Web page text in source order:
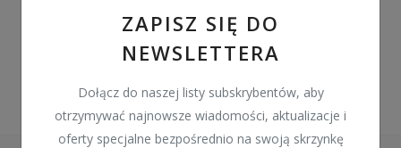
Polski
ZAPISZ SIĘ DO
NEWSLETTERA
Dołącz do naszej listy subskrybentów, aby
otrzymywać najnowsze wiadomości, aktualizacje i
oferty specjalne bezpośrednio na swoją skrzynkę